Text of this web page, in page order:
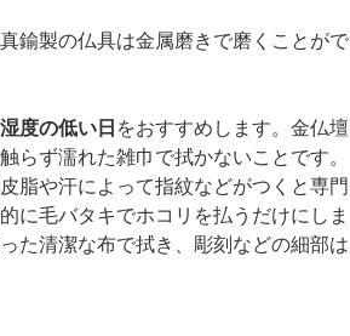
鍮製の仏具は金属磨きで磨くことがで
度の低い日 をおすすめします。金仏壇
らず濡れた雑巾で拭かないことです。
脂や汗によって指紋などがつくと専門
に毛バタキでホコリを払うだけにしま
た清潔な布で拭き、彫刻などの細部は